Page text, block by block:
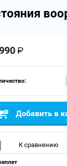
Добавить в
К сравнению